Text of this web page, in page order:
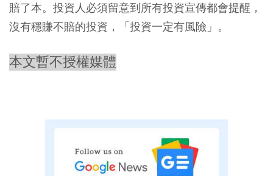
賠了本。投資人必須留意到所有投資宣傳都會提醒，
沒有穩賺不賠的投資，「投資一定有風險」。
本文暫不授權媒體